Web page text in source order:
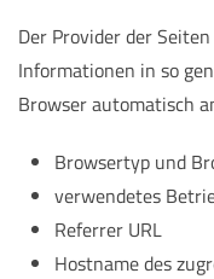
Der Provider der
Informationen in so
Browser automatisch
Browsertyp und
verwendetes
Referrer URL
Hostname des